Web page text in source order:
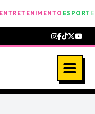
ENTRETENIMENTO